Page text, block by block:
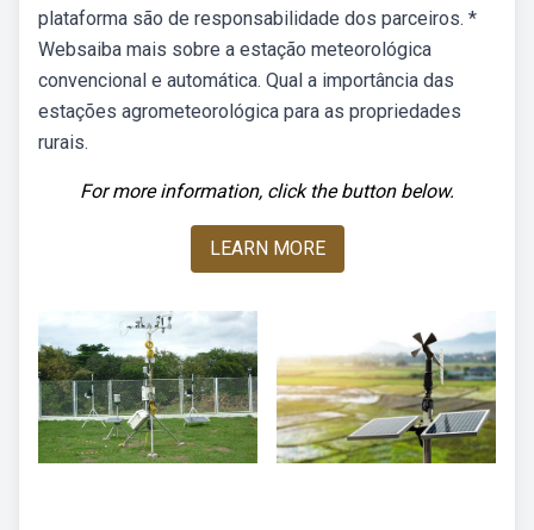
plataforma são de responsabilidade dos parceiros. *
Websaiba mais sobre a estação meteorológica
convencional e automática. Qual a importância das
estações agrometeorológica para as propriedades
rurais.
For more information, click the button below.
LEARN MORE